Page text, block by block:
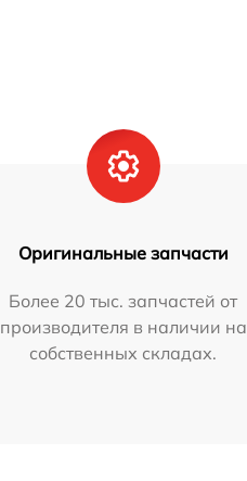
Оригинальные запчасти
Более 20 тыс. запчастей от
производителя в наличии на
собственных складах.